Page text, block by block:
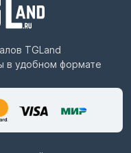
TGLand
в удобном формате